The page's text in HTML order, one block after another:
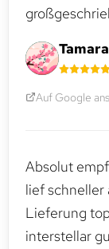
Auf Google
Absolut
lief schneller
Lieferung
interstellar